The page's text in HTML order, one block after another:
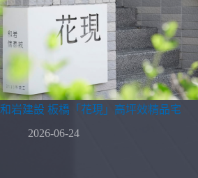
和岩建設 板橋「花現」高坪效精品宅
2026-06-24